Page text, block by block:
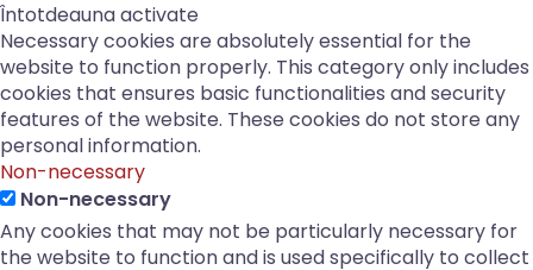
Întotdeauna activate
Necessary cookies are absolutely essential for the
website to function properly. This category only includes
cookies that ensures basic functionalities and security
features of the website. These cookies do not store any
personal information.
Non-necessary
Non-necessary
Any cookies that may not be particularly necessary for
the website to function and is used specifically to collect